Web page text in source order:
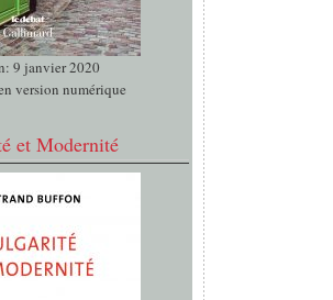
9 janvier 2020
version numérique
et Modernité